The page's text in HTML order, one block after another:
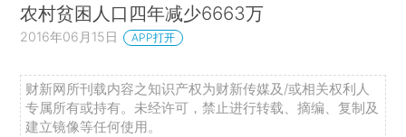
农村贫困人口四年减少6663万
2016年06月15日 APP打开
财新网所刊载内容之知识产权为财新传媒及/或相关权利人
专属所有或持有。未经许可，禁止进行转载、摘编、复制及
建立镜像等任何使用。